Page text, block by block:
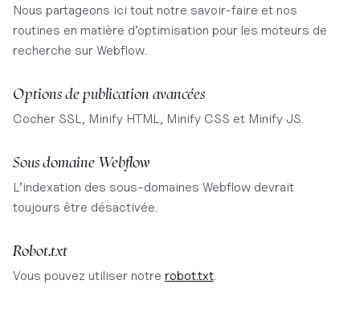
Nous partageons ici tout notre savoir-faire et nos
routines en matière d’optimisation pour les moteurs de
recherche sur Webflow.
​Options de publication avancées
Cocher SSL, Minify HTML, Minify CSS et Minify JS.
Sous domaine Webflow
L’indexation des sous-domaines Webflow devrait
toujours être désactivée.
Robot.txt
Vous pouvez utiliser notre robot.txt.